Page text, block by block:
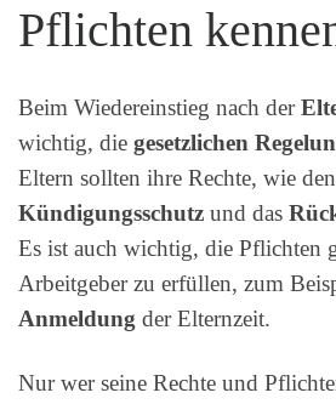
Pflichten
Beim Wiedereinstieg nach der
wichtig, die gesetzlichen
Eltern sollten ihre Rechte, wie den
Kündigungsschutz und das
Es ist auch wichtig, die Pflichten
Arbeitgeber zu erfüllen, zum
Anmeldung der Elternzeit.
Nur wer seine Rechte und